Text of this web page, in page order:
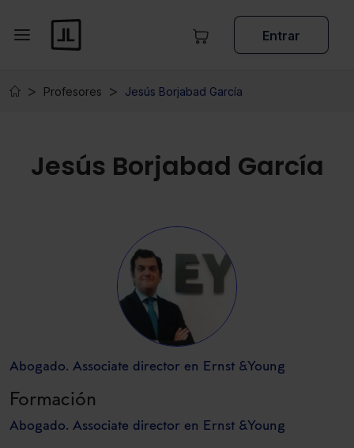
Entrar
Profesores Jesús Borjabad García
Jesús Borjabad García
Abogado. Associate director en Ernst &Young
Formación
Abogado. Associate director en Ernst &Young